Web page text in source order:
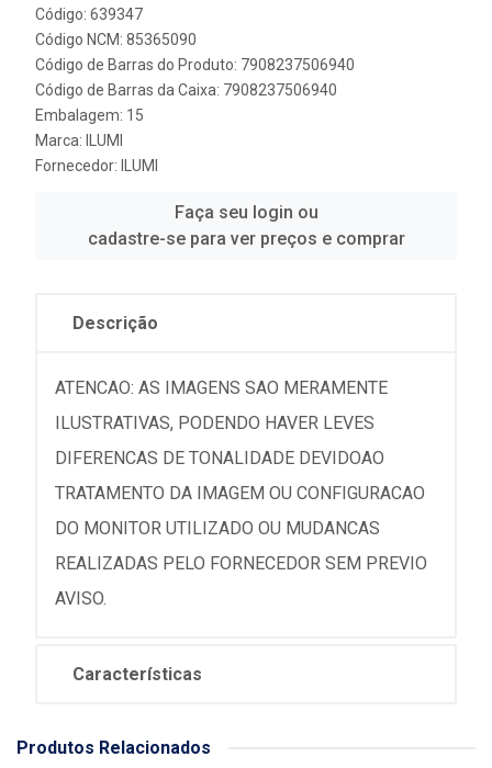
Código: 639347
Código NCM: 85365090
Código de Barras do Produto: 7908237506940
Código de Barras da Caixa: 7908237506940
Embalagem: 15
Marca:
ILUMI
Fornecedor:
ILUMI
Faça seu login ou
cadastre-se para ver preços e comprar
Descrição
ATENCAO: AS IMAGENS SAO MERAMENTE
ILUSTRATIVAS, PODENDO HAVER LEVES
DIFERENCAS DE TONALIDADE DEVIDOAO
TRATAMENTO DA IMAGEM OU CONFIGURACAO
DO MONITOR UTILIZADO OU MUDANCAS
REALIZADAS PELO FORNECEDOR SEM PREVIO
AVISO.
Características
Produtos Relacionados